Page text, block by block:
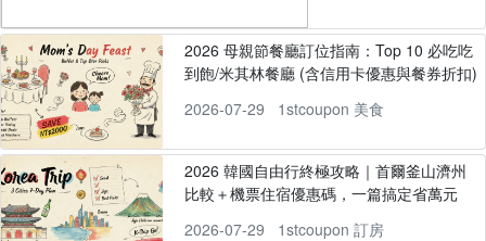
2026 母親節餐廳訂位指南：Top 10 必吃吃
到飽/米其林餐廳 (含信用卡優惠與餐券折扣)
2026-07-29
1stcoupon 美食
2026 韓國自由行終極攻略｜首爾釜山濟州
比較＋機票住宿優惠碼，一篇搞定省萬元
2026-07-29
1stcoupon 訂房